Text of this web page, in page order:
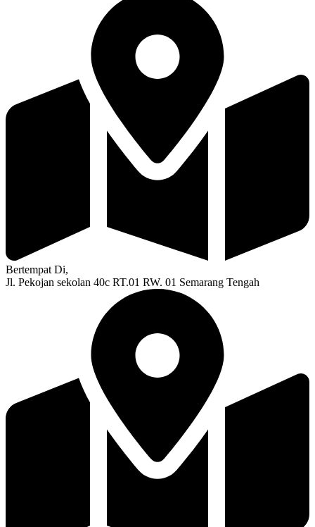
Bertempat Di,
Jl. Pekojan sekolan 40c RT.01 RW. 01 Semarang Tengah